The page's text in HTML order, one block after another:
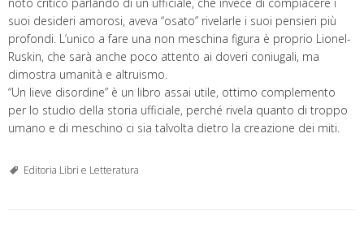
suoi desideri amorosi, aveva “osato” rivelarle i suoi pensieri più
profondi. L’unico a fare una non meschina figura è proprio Lionel-
Ruskin, che sarà anche poco attento ai doveri coniugali, ma
dimostra umanità e altruismo.
“Un lieve disordine” è un libro assai utile, ottimo complemento
per lo studio della storia ufficiale, perché rivela quanto di troppo
umano e di meschino ci sia talvolta dietro la creazione dei miti.
Editoria Libri e Letteratura